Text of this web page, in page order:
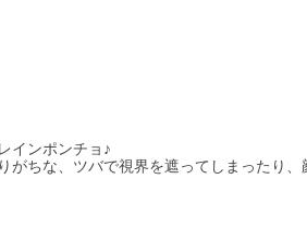
インポンチョ♪
がちな、ツバで視界を遮ってしまったり